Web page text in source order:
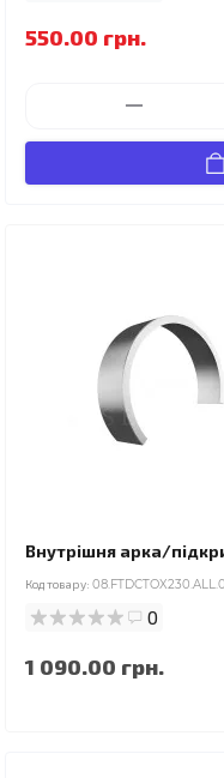
550.00 грн.
Внутрішня арка/
Код товару:
0
1 090.00 грн.